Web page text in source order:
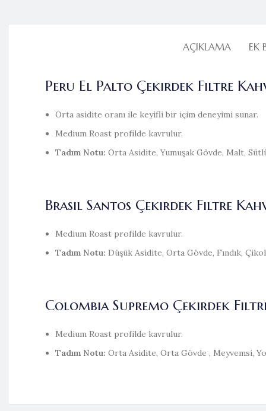
AÇIKLAMA EK
Peru El Palto Çekirdek Filtre
Orta asidite oranı ile keyifli bir içim deneyimi sunar.
Medium Roast profilde kavrulur.
Tadım Notu: Orta Asidite, Yumuşak Gövde, Malt,
Brasil Santos Çekirdek Filtre
Medium Roast profilde kavrulur.
Tadım Notu: Düşük Asidite, Orta Gövde, Fındık,
Colombia Supremo Çekirdek
Medium Roast profilde kavrulur.
Tadım Notu: Orta Asidite, Orta Gövde , Meyvemsi,